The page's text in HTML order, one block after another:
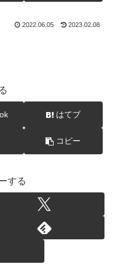
2022.06.05 2023.02.08
はてブ
コピー
する